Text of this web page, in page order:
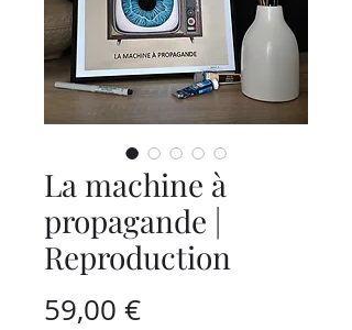
La machine à
propagande |
Reproduction
59,00 €Prix